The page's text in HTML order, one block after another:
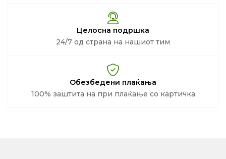
Целосна подршка
24/7 од страна на нашиот тим
Обезбедени плаќања
100% заштита на при плаќање со картичка